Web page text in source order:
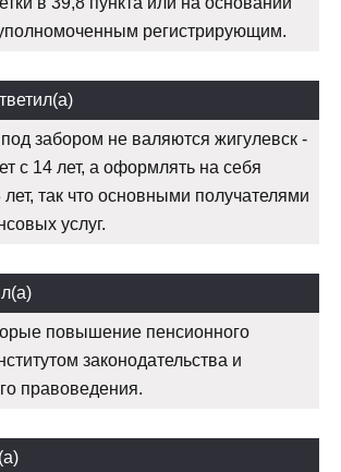
регистрирующим.
забором не валяются жигулевск -
с 14 лет, а оформлять на себя
так что основными получателями
услуг.
повышение пенсионного
законодательства и
правоведения.